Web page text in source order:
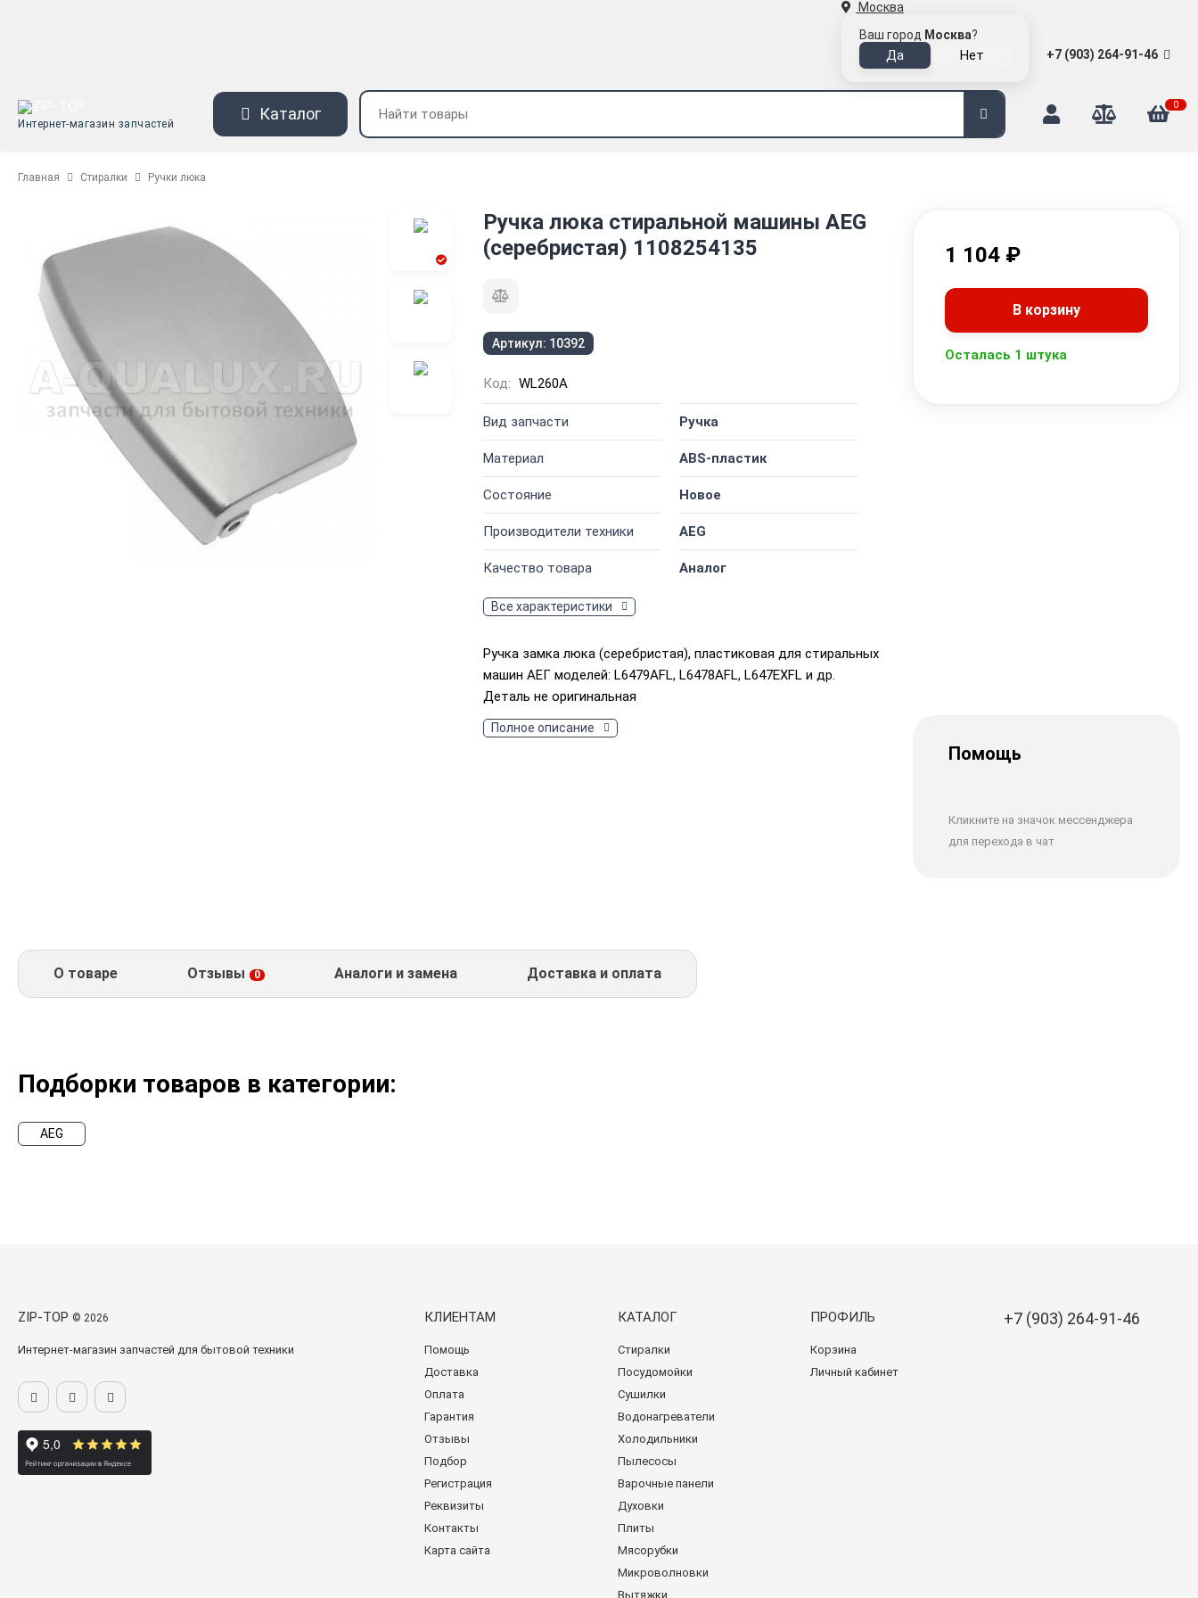
Москва
Ваш город Москва?
+7 (903) 264-91-46
Интернет-магазин запчастей
Каталог 0
Главная Стиралки Ручки люка
Ручка люка стиральной машины AEG
(серебристая) 1108254135
Артикул: 10392
Код: WL260A
Вид запчасти Ручка
Материал ABS-пластик
Состояние Новое
Производители техники AEG
Качество товара Аналог
Все характеристики
Ручка замка люка (серебристая), пластиковая для стиральных
машин АЕГ моделей: L6479AFL, L6478AFL, L647EXFL и др.
Деталь не оригинальная
Полное описание
1 104 ₽
В корзину
Осталась 1 штука
Помощь
Кликните на значок мессенджера
для перехода в чат
О товаре Отзывы 0 Аналоги и замена Доставка и оплата
Подборки товаров в категории:
AEG
ZIP-TOP © 2026
Интернет-магазин запчастей для бытовой техники
КЛИЕНТАМ
Помощь
Доставка
Оплата
Гарантия
Отзывы
Подбор
Регистрация
Реквизиты
Контакты
Карта сайта
КАТАЛОГ
Стиралки
Посудомойки
Сушилки
Водонагреватели
Холодильники
Пылесосы
Варочные панели
Духовки
Плиты
Мясорубки
Микроволновки
Вытяжки
ПРОФИЛЬ
Корзина
Личный кабинет
+7 (903) 264-91-46